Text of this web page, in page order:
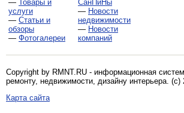
— Товары и
услуги
— Статьи и
обзоры
— Фотогалереи
СанПиНы
— Новости
недвижимости
— Новости
компаний
Copyright by RMNT.RU - информационная
ремонту, недвижимости, дизайну интерьера. (c)
Карта сайта